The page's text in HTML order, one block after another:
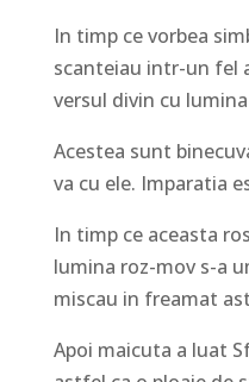
In timp ce vorbea
scanteiau intr-un fel
versul divin cu
Acestea sunt
va cu ele. Imparatia
In timp ce aceasta
lumina roz-mov s-a
miscau in freamat
Apoi maicuta a luat